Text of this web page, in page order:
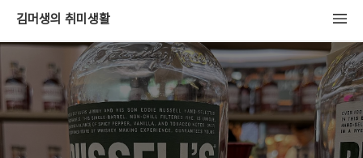
김머생의 취미생활